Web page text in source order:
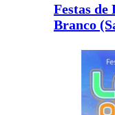
Festas de
Branco